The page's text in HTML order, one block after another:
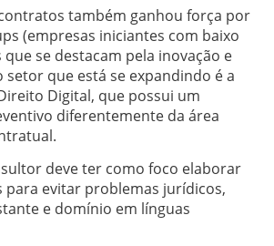
também ganhou força por
(empresas iniciantes com baixo
se destacam pela inovação e
setor que está se expandindo é a
Digital, que possui um
diferentemente da área
deve ter como foco elaborar
para evitar problemas jurídicos,
e domínio em línguas